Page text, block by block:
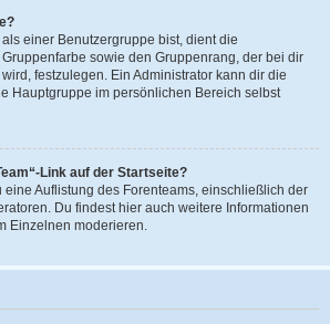
einer Benutzergruppe bist, dient die
sowie den Gruppenrang, der bei dir
festzulegen. Ein Administrator kann dir die
Hauptgruppe im persönlichen Bereich selbst
Link auf der Startseite?
eine Auflistung des Forenteams, einschließlich der
Du findest hier auch weitere Informationen
Einzelnen moderieren.